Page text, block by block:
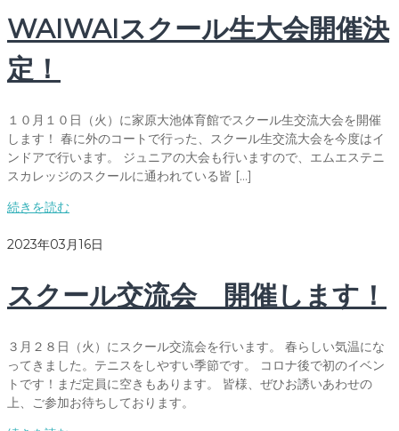
WAIWAIスクール生大会開催決
定！
１０月１０日（火）に家原大池体育館でスクール生交流大会を開催
します！ 春に外のコートで行った、スクール生交流大会を今度はイ
ンドアで行います。 ジュニアの大会も行いますので、エムエステニ
スカレッジのスクールに通われている皆 […]
続きを読む
2023年03月16日
スクール交流会 開催します！
３月２８日（火）にスクール交流会を行います。 春らしい気温にな
ってきました。テニスをしやすい季節です。 コロナ後で初のイベン
トです！まだ定員に空きもあります。 皆様、ぜひお誘いあわせの
上、ご参加お待ちしております。